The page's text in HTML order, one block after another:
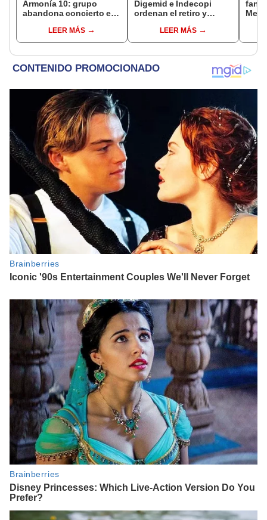
Armonía 10: grupo
abandona concierto en
en pleno show
LEER MÁS
Digemid e Indecopi
ordenan el retiro y
productos médicos
contra el cáncer por
LEER MÁS